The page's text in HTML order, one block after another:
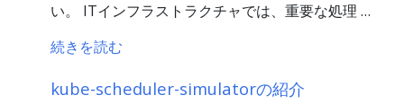
い。 ITインフラストラクチャでは、重要な処理 …
続きを読む
kube-scheduler-simulatorの紹介